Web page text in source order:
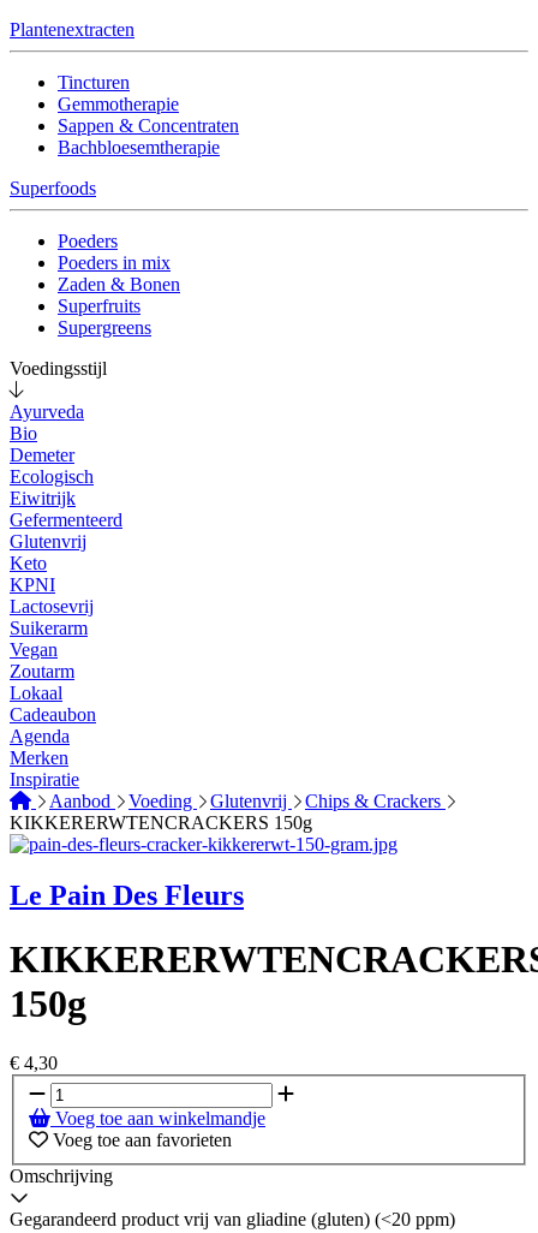
Plantenextracten
Tincturen
Gemmotherapie
Sappen & Concentraten
Bachbloesemtherapie
Superfoods
Poeders
Poeders in mix
Zaden & Bonen
Superfruits
Supergreens
Voedingsstijl
Ayurveda
Bio
Demeter
Ecologisch
Eiwitrijk
Gefermenteerd
Glutenvrij
Keto
KPNI
Lactosevrij
Suikerarm
Vegan
Zoutarm
Lokaal
Cadeaubon
Agenda
Merken
Inspiratie
Aanbod
Voeding Glutenvrij
Chips & Crackers
KIKKERERWTENCRACKERS 150g
Le Pain Des Fleurs
150g
€ 4,30
Voeg toe aan winkelmandje
Voeg toe aan favorieten
Omschrijving
Gegarandeerd product vrij van gliadine (gluten) (<20 ppm)